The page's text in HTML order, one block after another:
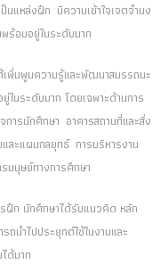
นแหล่งฝึก มีความเข้าใจเจตจำนง
ร้อมอยู่ในระดับมาก
มพูนความรู้และพัฒนาสมรรถนะ
ในระดับมาก โดยเฉพาะด้านการ
ารนักศึกษา อาคารสถานที่และสิ่ง
ละแผนกลยุทธ์ การบริหารงาน
มนุษย์ทางการศึกษา
ก นักศึกษาได้รับแนวคิด หลัก
นำไปประยุกต์ใช้ในงานและ
ด้มาก